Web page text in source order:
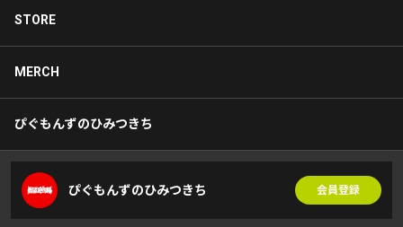
STORE
MERCH
ぴぐもんずのひみつきち
ぴぐもんずのひみつきち 会員登録